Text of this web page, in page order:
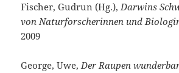
Fischer, Gudrun (Hg.),Darwins
von Naturforscherinnen und
2009
George, Uwe,Der Raupen